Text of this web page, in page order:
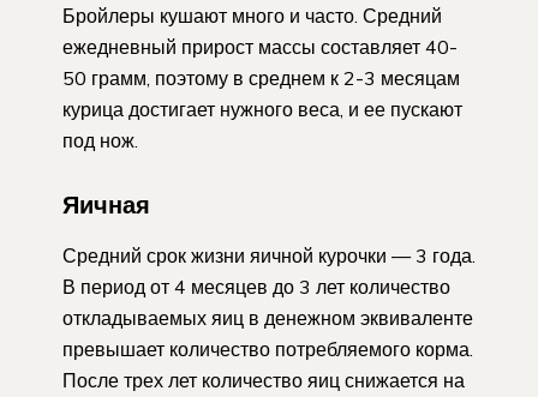
Бройлеры кушают много и часто. Средний
ежедневный прирост массы составляет 40-
50 грамм, поэтому в среднем к 2-3 месяцам
курица достигает нужного веса, и ее пускают
под нож.
Яичная
Средний срок жизни яичной курочки — 3 года.
В период от 4 месяцев до 3 лет количество
откладываемых яиц в денежном эквиваленте
превышает количество потребляемого корма.
После трех лет количество яиц снижается на